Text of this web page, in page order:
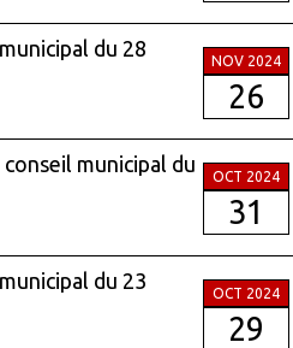
du 28
NOV 2024
26
municipal du
OCT 2024
31
du 23
OCT 2024
29